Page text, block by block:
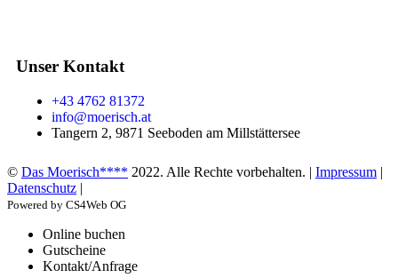
Unser Kontakt
+43 4762 81372
info@moerisch.at
Tangern 2, 9871 Seeboden am Millstättersee
© Das Moerisch**** 2022. Alle Rechte vorbehalten. | Impressum |
Datenschutz |
Powered by CS4Web OG
Online buchen
Gutscheine
Kontakt/Anfrage